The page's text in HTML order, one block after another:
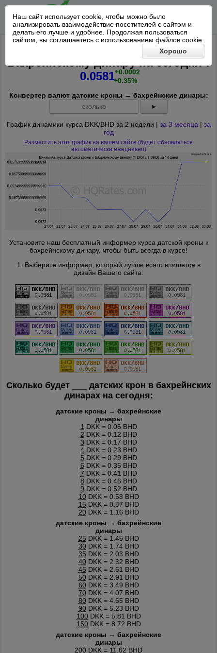
Наш сайт использует cookie, чтобы можно было
анализировать взаимодействие посетителей с сайтом и
делать его лучше и удобнее. Продолжая пользоваться
сайтом, вы соглашаетесь с использованием файлов cookie.
Хорошо
Курс Датской кроны к
Бахрейнскому динару насегодня*:
0.0581+0.0002
+0.35%
Конвертер валют датские кроны → бахрейнские динары:
►
График динамики курса DKK/BHD за 2 недели | за 3 месяца | за
год
Разместить этот график на вашем сайте (будет обновляться
автоматически ежедневно)
Установите наш бесплатный информер курса датской кроны к
бахрейнскому динару, чтобы быть всегда в курсе!
1. Выберите информер, который лучше всего впишется в
дизайн Вашего сайта:
Сколько будет
датских крон в бахрейнских
динарах на сегодня:
датские кроны → бахрейнские
динары
1 DKK = 0.06 BHD
2 DKK = 0.12 BHD
3 DKK = 0.17 BHD
4DKK = 0.23 BHD
5 DKK = 0.29 BHD
6 DKK = 0.35 BHD
7 DKK = 0.41 BHD
8 DKK = 0.46 BHD
9 DKK = 0.52 BHD
10DKK = 0.58 BHD
15 DKK = 0.87 BHD
20DKK = 1.16 BHD
датские кроны → бахрейнские
динары
25 DKK = 1.45 BHD
30DKK = 1.74 BHD
35 DKK = 2.03 BHD
40DKK = 2.32 BHD
45 DKK = 2.61 BHD
50DKK = 2.91 BHD
60DKK = 3.49 BHD
70DKK = 4.07 BHD
80DKK = 4.65 BHD
90DKK = 5.23 BHD
100DKK = 5.81 BHD
150DKK = 8.72 BHD
датские кроны → бахрейнские
динары
200 DKK = 11.62 BHD